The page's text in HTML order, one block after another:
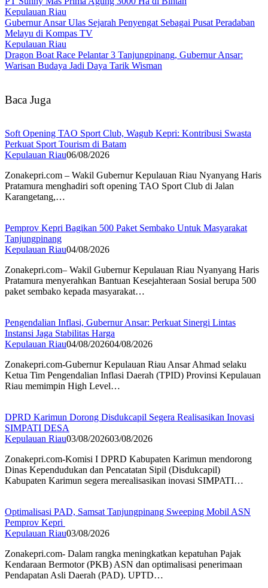
Kepulauan Riau
Gubernur Ansar Ulas Sejarah Penyengat Sebagai Pusat Peradaban
Melayu di Kompas TV
Kepulauan Riau
Dragon Boat Race Pelantar 3 Tanjungpinang, Gubernur Ansar:
Warisan Budaya Jadi Daya Tarik Wisman
Baca Juga
Soft Opening TAO Sport Club, Wagub Kepri: Kontribusi Swasta
Perkuat Sport Tourism di Batam
Kepulauan Riau06/08/2026
Zonakepri.com – Wakil Gubernur Kepulauan Riau Nyanyang Haris
Pratamura menghadiri soft opening TAO Sport Club di Jalan
Karangetang,…
Pemprov Kepri Bagikan 500 Paket Sembako Untuk Masyarakat
Tanjungpinang
Kepulauan Riau04/08/2026
Zonakepri.com– Wakil Gubernur Kepulauan Riau Nyanyang Haris
Pratamura menyerahkan Bantuan Kesejahteraan Sosial berupa 500
paket sembako kepada masyarakat…
Pengendalian Inflasi, Gubernur Ansar: Perkuat Sinergi Lintas
Instansi Jaga Stabilitas Harga
Kepulauan Riau04/08/202604/08/2026
Zonakepri.com-Gubernur Kepulauan Riau Ansar Ahmad selaku
Ketua Tim Pengendalian Inflasi Daerah (TPID) Provinsi Kepulauan
Riau memimpin High Level…
DPRD Karimun Dorong Disdukcapil Segera Realisasikan Inovasi
SIMPATI DESA
Kepulauan Riau03/08/202603/08/2026
Zonakepri.com-Komisi I DPRD Kabupaten Karimun mendorong
Dinas Kependudukan dan Pencatatan Sipil (Disdukcapil)
Kabupaten Karimun segera merealisasikan inovasi SIMPATI…
Optimalisasi PAD, Samsat Tanjungpinang Sweeping Mobil ASN
Pemprov Kepri
Kepulauan Riau03/08/2026
Zonakepri.com- Dalam rangka meningkatkan kepatuhan Pajak
Kendaraan Bermotor (PKB) ASN dan optimalisasi penerimaan
Pendapatan Asli Daerah (PAD). UPTD…